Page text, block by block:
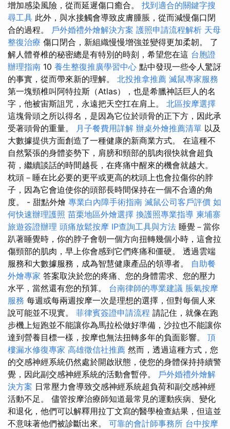
增加感染風險，從而延遲傷口癒合。 找到適合的關鍵字搜
尋工具 此外，與水接觸會導致皮膚腫脹，從而減慢傷口閉
合的過程。 戶外婚禮外燴解決方案 護照申請流程解析 天母
整復治療 傷口閉合，新組織慢慢增強並變得更加柔韌。 了
解人體脊椎的秘密總是有特別的時刻，希望您在這 台胞證
辦理指南 10 養生整復推廣學習中心 點中發現一些令人驚訝
的事實，從而帶來新的理解。 北投推拿推薦 滅鼠專家服務
第一塊頸椎叫阿特拉斯（Atlas），也是希臘神話巨人的名
字，他被宙斯詛咒，永遠把天空扛在肩上。 北區按摩選擇
這塊骨頭之所以得名，是因為它位於頭骨的正下方，因此承
受著頭骨的重量。 月子餐費用詳解 辦桌外燴推薦清單 以及
大數據提供方面創造了一種健康的新商業方式。 在這種不
自然緊張的身體姿勢下，肩膀和頸部的肌肉很快就會超負
荷，繼續談話的時間越長，在疼痛中醒來的機會就越大。
枕頭－睡在比必要的更平或更高的枕頭上也會拉傷你的脖
子，因為它會迫使你的頭部長時間保持在一個不合適的角
度。 - 甜點外燴 專業白內障手術指南 滅鼠公司客戶評價 如
何快速辦理護照 苗栗地區外燴選擇 換護照專業指導 柬埔寨
旅遊簽證辦理 頭痛放鬆按摩 IP查詢工具與方法 睡覺－當你
趴著睡覺時，你的脖子會朝一個方向扭轉幾個小時，這會拉
傷頸部的肌肉，早上你會感到它們疼痛和僵硬。 透過雲端
服務和大數據服務，成為智慧健康產品的領導者。 自助餐
外燴專家 答案取決於您的疼痛、您的身體需求、您的壓力
水平，當然還有您的預算。 台南律師的專業建議 脹氣按摩
服務 每週或每兩週按摩一次是理想的選擇，但對每個人來
說可能並不現實。 菲律賓簽證申請流程 請記住，就像在跑
步機上短跑並不能讓你為馬拉松做好準備，沙拉也不能讓你
達到營養目標一樣，按摩也無法扭轉多年的負面影響。 頂
樓漏水修復專家 高雄徵信社推薦 然而，透過這種方式，您
的交感神經系統仍然處於開啟狀態，使您的身體保持持續警
覺，因此副交感神經系統的活動會暫停。 戶外婚禮外燴解
決方案 日常壓力會導致交感神經系統超負荷和副交感神經
活動不足。 儘管按摩治療師知道最常見的運動疾病、變化
和退化，他們可以解釋用拉丁文寫的醫學檢查結果，但這並
不意味著他們被診斷出來。 可靠的會計師事務所 台中按摩